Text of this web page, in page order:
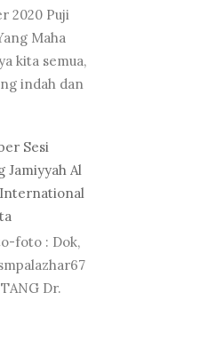
2020 Puji
Maha
kita semua,
indah dan
Sesi
Jamiyyah Al
foto : Dok,
Dr.